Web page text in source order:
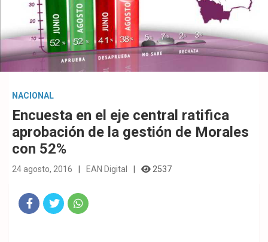
NACIONAL
Encuesta en el eje central ratifica
aprobación de la gestión de Morales
con 52%
24 agosto, 2016 EAN Digital 2537